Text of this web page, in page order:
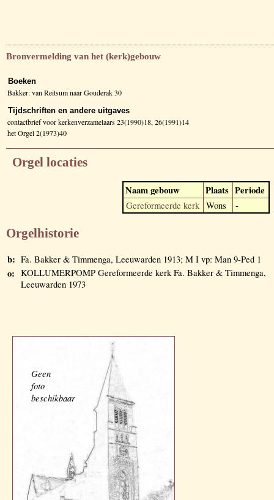
Bronvermelding van het (kerk)gebouw
Boeken
Bakker: van Reitsum naar Gouderak 30
Tijdschriften en andere uitgaves
contactbrief voor kerkenverzamelaars 23(1990)18, 26(1991)14
het Orgel 2(1973)40
Orgel locaties
Naam gebouw Plaats Periode
Gereformeerde kerk Wons -
Orgelhistorie
b: Fa. Bakker & Timmenga, Leeuwarden 1913; M I vp: Man 9-Ped 1
o: KOLLUMERPOMP Gereformeerde kerk Fa. Bakker & Timmenga,
Leeuwarden 1973
Geen
foto
beschikbaar